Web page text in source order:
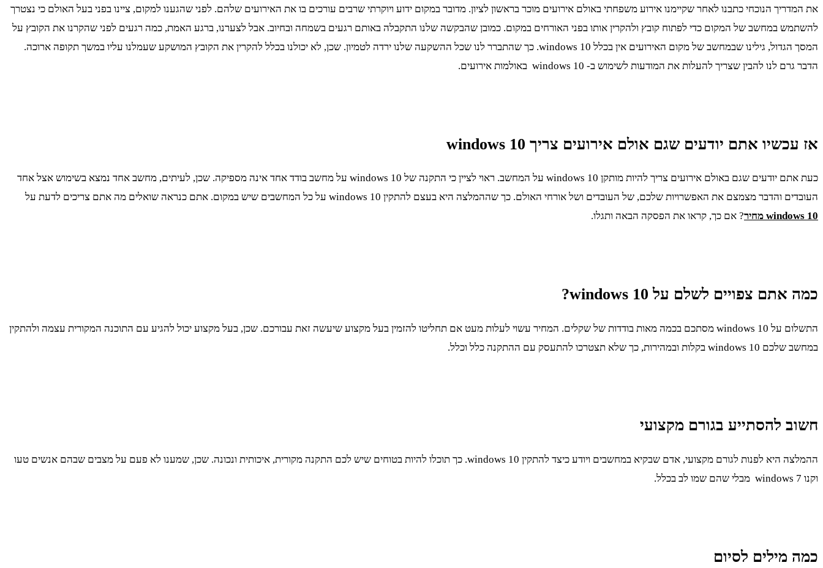
את המדריך הנוכחי כתבנו לאחר שקיימנו אירוע משפחתי באולם אירועים מוכר בראשון לציון. מדובר במקום ידוע ויוקרתי שרבים עורכים בו את האירועים שלהם. לפני שהגענו למקום, ציינו בפני בעל האולם כי נצטרך
להשתמש במחשב של המקום כדי לפתוח קובץ ולהקרין אותו בפני האורחים במקום. כמובן שהבקשה שלנו התקבלה באותם רגעים בשמחה ובחיוב. אבל לצערנו, ברגע האמת, כמה רגעים לפני שהקרנו את הקובץ על
המסך הגדול, גילינו שבמחשב של מקום האירועים אין בכלל windows 10. כך שהתברר לנו שכל ההשקעה שלנו ירדה לטמיון. שכן, לא יכולנו בכלל להקרין את הקובץ המושקע שעמלנו עליו במשך תקופה ארוכה.
הדבר גרם לנו להבין שצריך להעלות את המודעות לשימוש ב- windows 10 באולמות אירועים.
אז עכשיו אתם יודעים שגם אולם אירועים צריך windows 10
כעת אתם יודעים שגם באולם אירועים צריך להיות מותקן windows 10 על המחשב. ראוי לציין כי התקנה של windows 10 על מחשב בודד אחד אינה מספיקה. שכן, לעיתים, מחשב אחד נמצא בשימוש אצל אחד
העובדים והדבר מצמצם את האפשרויות שלכם, של העובדים ושל אורחי האולם. כך שההמלצה היא בעצם להתקין windows 10 על כל המחשבים שיש במקום. אתם כנראה שואלים מה אתם צריכים לדעת על
windows 10 מחיר
? אם כך, קראו את הפסקה הבאה ותגלו.
כמה אתם צפויים לשלם על windows 10
?
התשלום על windows 10 מסתכם בכמה מאות בודדות של שקלים. המחיר עשוי לעלות מעט אם תחליטו להזמין בעל מקצוע שיעשה זאת עבורכם. שכן, בעל מקצוע יכול להגיע עם התוכנה המקורית עצמה ולהתקין
במחשב שלכם windows 10 בקלות ובמהירות, כך שלא תצטרכו להתעסק עם ההתקנה כלל וכלל.
חשוב להסתייע בגורם מקצועי
ההמלצה היא לפנות לגורם מקצועי, אדם שבקיא במחשבים ויודע כיצד להתקין windows 10. כך תוכלו להיות בטוחים שיש לכם התקנה מקורית, איכותית ונכונה. שכן, שמענו לא פעם על מצבים שבהם אנשים טעו
וקנו windows 7 מבלי שהם שמו לב בכלל.
כמה מילים לסיום